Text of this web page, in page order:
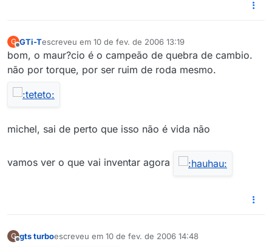
G GTi-Tescreveu em 10 de fev. de 2006 13:19
última edição por
bom, o maur?cio é o campeão de quebra de cambio.
não por torque, por ser ruim de roda mesmo.
michel, sai de perto que isso não é vida não
vamos ver o que vai inventar agora
G gts turboescreveu em 10 de fev. de 2006 14:48
última edição por